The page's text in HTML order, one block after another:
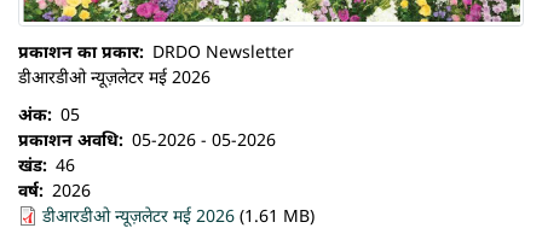
प्रकाशन का प्रकार
DRDO Newsletter
डीआरडीओ न्यूज़लेटर मई 2026
अंक 05
प्रकाशन अवधि 05-2026 - 05-2026
खंड 46
वर्ष 2026
डीआरडीओ न्यूज़लेटर मई 2026 (1.61 MB)